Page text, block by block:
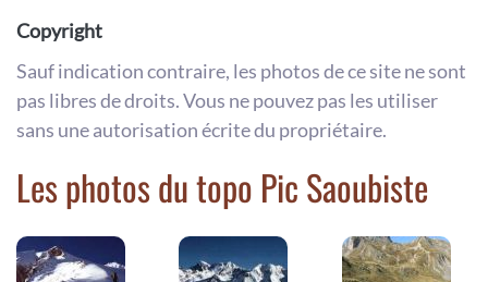
Copyright
Sauf indication contraire, les photos de ce site ne sont
pas libres de droits. Vous ne pouvez pas les utiliser
sans une autorisation écrite du propriétaire.
Les photos du topo Pic Saoubiste